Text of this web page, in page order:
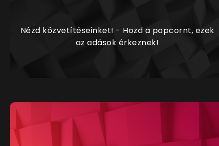
Nézd közvetítéseinket! - Hozd a popcornt, ezek
az adások érkeznek!